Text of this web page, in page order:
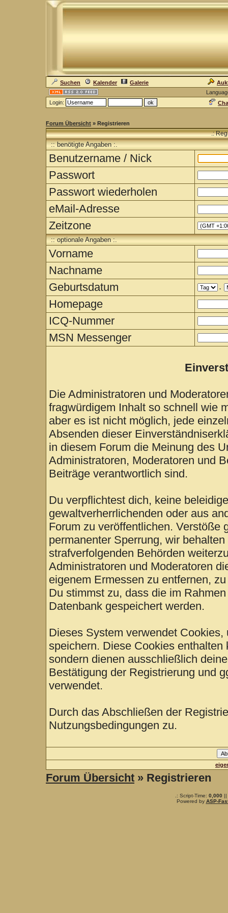
Suchen Kalender Galerie
Login:
Forum Übersicht » Registrieren
.:
:: benötigte Angaben :.
Benutzername / Nick
Passwort
Passwort wiederholen
eMail-Adresse
Zeitzone
:: optionale Angaben :.
Vorname
Nachname
Geburtsdatum
.
Homepage
ICQ-Nummer
MSN Messenger
Die Administratoren und
fragwürdigem Inhalt so schnell wie
aber es ist nicht möglich, jede
Absenden dieser
in diesem Forum die Meinung des
Administratoren, Moderatoren und
Beiträge verantwortlich sind.
Du verpflichtest dich, keine
gewaltverherrlichenden oder aus
Forum zu veröffentlichen. Verstöße
permanenter Sperrung, wir
strafverfolgenden Behörden
Administratoren und Moderatoren
eigenem Ermessen zu entfernen,
Du stimmst zu, dass die im
Datenbank gespeichert werden.
Dieses System verwendet
speichern. Diese Cookies
sondern dienen ausschließlich
Bestätigung der Registrierung und
verwendet.
Durch das Abschließen der
Nutzungsbedingungen zu.
Forum Übersicht » Registrieren
.: Script-Time: 0,000 ||
Powered by ASP-